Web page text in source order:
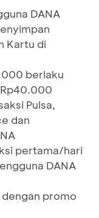
DANA
Kartu di
berlaku
Pulsa,
dan
pertama/hari
DANA
promo